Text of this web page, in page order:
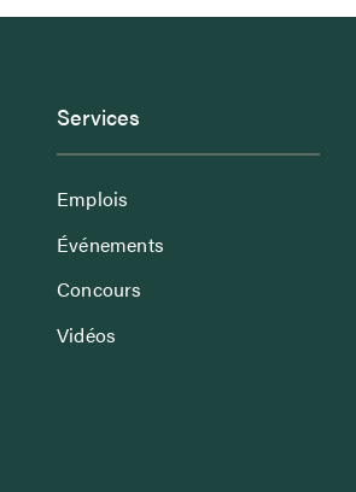
Services
Emplois
Événements
Concours
Vidéos